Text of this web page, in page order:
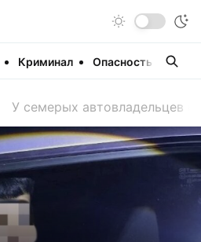
Криминал Опасность
У семерых автовладельцев